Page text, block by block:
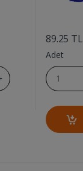
89.25 TL
Adet